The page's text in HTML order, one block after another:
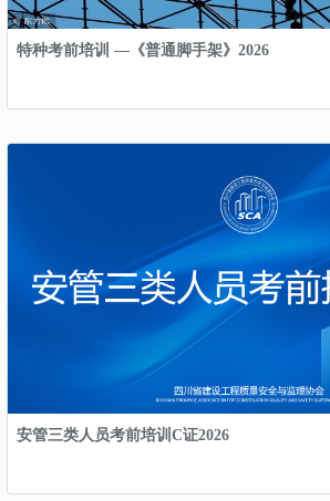
特种考前培训 —《普通脚手架》2026
安管三类人员考前培训C证2026